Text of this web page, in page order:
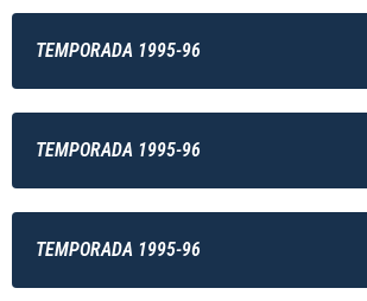
TEMPORADA 1995-96
TEMPORADA 1995-96
TEMPORADA 1995-96